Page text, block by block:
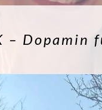
– Dopamin